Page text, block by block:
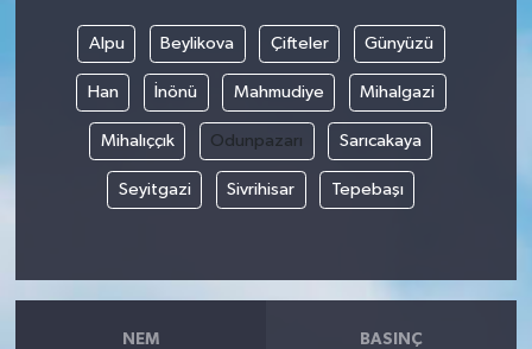
Alpu Beylikova Çifteler Günyüzü
Han İnönü Mahmudiye Mihalgazi
Mihalıççık Odunpazarı Sarıcakaya
Seyitgazi Sivrihisar Tepebaşı
NEM BASINÇ